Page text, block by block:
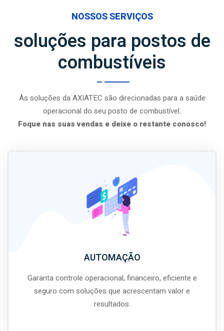
NOSSOS SERVIÇOS
soluções para postos de
combustíveis
Às soluções da AXIATEC são direcionadas para a saúde
operacional do seu posto de combustível.
Foque nas suas vendas e deixe o restante conosco!
AUTOMAÇÃO
Garanta controle operacional, financeiro, eficiente e
seguro com soluções que acrescentam valor e
resultados.